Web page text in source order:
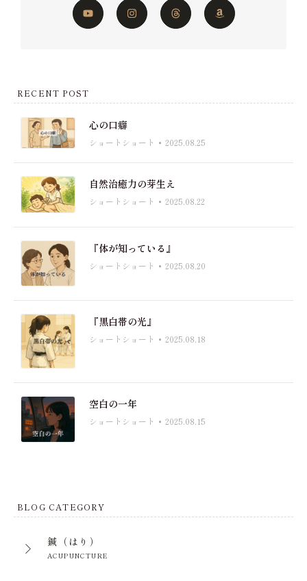
RECENT POST
心の口癖
ショートショート 2025.08.25
自然治癒力の芽生え
ショートショート 2025.08.22
『体が知っている』
ショートショート 2025.08.20
『黒白帯の光』
ショートショート 2025.08.18
空白の一年
ショートショート 2025.08.15
BLOG CATEGORY
鍼（はり）
ACUPUNCTURE